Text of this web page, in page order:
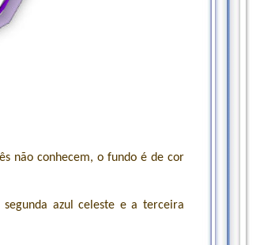
não conhecem, o fundo é de cor
azul celeste e a terceira